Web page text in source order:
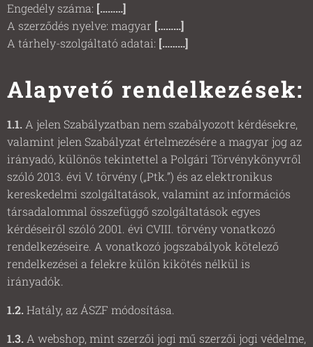
Engedély száma: [………]
A szerződés nyelve: magyar [………]
A tárhely-szolgáltató adatai: [………]
Alapvető rendelkezések:
1.1. A jelen Szabályzatban nem szabályozott kérdésekre,
valamint jelen Szabályzat értelmezésére a magyar jog az
irányadó, különös tekintettel a Polgári Törvénykönyvről
szóló 2013. évi V. törvény („Ptk.”) és az elektronikus
kereskedelmi szolgáltatások, valamint az információs
társadalommal összefüggő szolgáltatások egyes
kérdéseiről szóló 2001. évi CVIII. törvény vonatkozó
rendelkezéseire. A vonatkozó jogszabályok kötelező
rendelkezései a felekre külön kikötés nélkül is
irányadók.
1.2. Hatály, az ÁSZF módosítása.
1.3. A webshop, mint szerzői jogi mű szerzői jogi védelme,